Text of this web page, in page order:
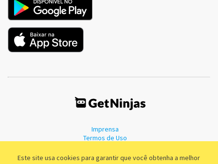
Este site usa cookies para garantir que você obtenha a melhor
Imprensa
Termos de Uso